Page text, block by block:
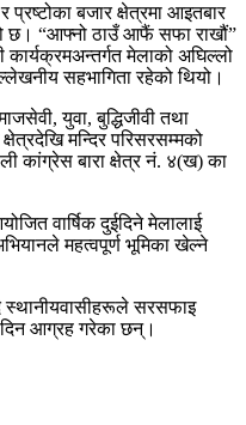
प्रष्टोका बजार क्षेत्रमा आइतबार
छ। “आफ्नो ठाउँ आफैं सफा राखौं”
कार्यक्रमअन्तर्गत मेलाको अघिल्लो
सहभागिता रहेको थियो।
युवा, बुद्धिजीवी तथा
मन्दिर परिसरसम्मको
कांग्रेस बारा क्षेत्र नं. ४(ख) का
वार्षिक दुईदिने मेलालाई
महत्वपूर्ण भूमिका खेल्ने
स्थानीयवासीहरूले सरसफाइ
दिन आग्रह गरेका छन्।